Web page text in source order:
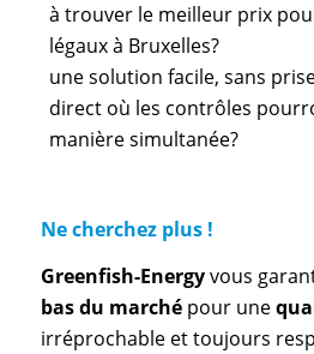
à trouver le meilleur prix
légaux à Bruxelles?
une solution facile, sans
direct où les contrôles
manière simultanée?
Ne cherchez plus !
Greenfish-Energyvous
bas du marchépour une
irréprochable et toujours